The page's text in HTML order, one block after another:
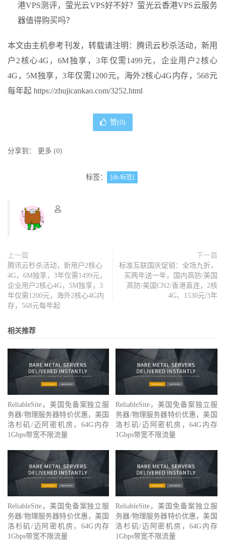
港VPS测评，萤光云VPS好不好？萤光云香港VPS云服务
器值得购买吗？
本文由主机参考刊发，转载请注明：腾讯云秒杀活动，新用
户2核心4G，6M独享，3年仅需1499元，企业用户2核心
4G，5M独享，3年仅需1200元，海外2核心4G内存，568元
每年起 https://zhujicankao.com/3252.html
赞(0)
分享到： 更多 (0)
标签： [db:标签]
上一篇
腾讯云秒杀活动，新用户2核心
4G，6M独享，3年仅需1499元，
企业用户2核心4G，5M独享，3
年仅需1200元，海外2核心4G内
存，568元每年起
下一篇
标准互联国庆促销：全场九折，
买两年送一年，国内高防/美国
高防/美国CN2/香港直连，2核
4G、1530元/3年
相关推荐
ReliableSite，美国免备案独立服
务器/物理服务器特价优惠，美国
洛杉矶/迈阿密机房，64G内存
1Gbps带宽不限流量
ReliableSite，美国免备案独立服
务器/物理服务器特价优惠，美国
洛杉矶/迈阿密机房，64G内存
1Gbps带宽不限流量
ReliableSite，美国免备案独立服
务器/物理服务器特价优惠，美国
洛杉矶/迈阿密机房，64G内存
1Gbps带宽不限流量
ReliableSite，美国免备案独立服
务器/物理服务器特价优惠，美国
洛杉矶/迈阿密机房，64G内存
1Gbps带宽不限流量